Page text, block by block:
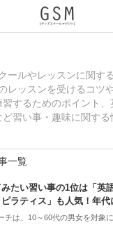
ールやレッスンに関す
レッスンを受けるコツ
するためのポイント、
習い事・趣味に関す
一覧
たい習い事の1位は「英
ピラティス」も人気！年
査】
チは、10～60代の男女を対象
てみたい習い事についてアン